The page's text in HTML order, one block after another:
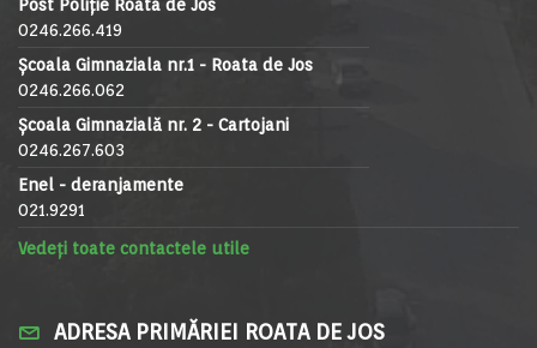
Post Poliție Roata de Jos
0246.266.419
Școala Gimnaziala nr.1 - Roata de Jos
0246.266.062
Școala Gimnazială nr. 2 - Cartojani
0246.267.603
Enel - deranjamente
021.9291
Vedeți toate contactele utile
ADRESA PRIMĂRIEI ROATA DE JOS